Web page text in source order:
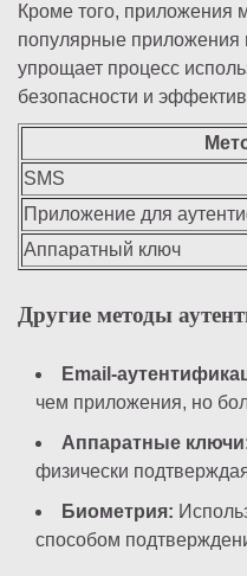
Кроме того, приложения
популярные приложения
упрощает процесс
безопасности и
SMS
Приложение для
Аппаратный ключ
Другие методы
Email-
чем приложения, но
Аппаратные
физически
Биометрия:
способом